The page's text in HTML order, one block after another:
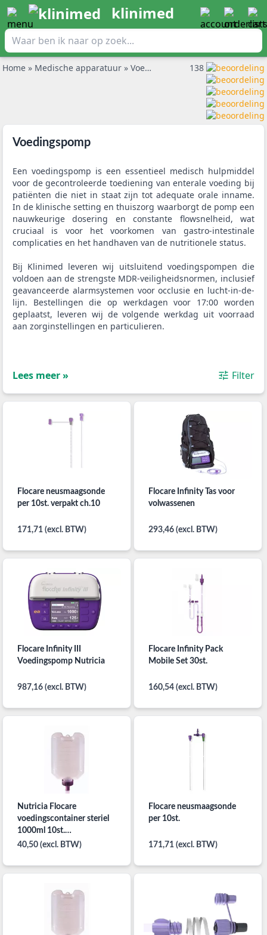
klinimed
Home » Medische apparatuur » Voedingspomp 138
Voedingspomp
Een voedingspomp is een essentieel medisch hulpmiddel
voor de gecontroleerde toediening van enterale voeding bij
patiënten die niet in staat zijn tot adequate orale inname.
In de klinische setting en thuiszorg waarborgt de pomp een
nauwkeurige dosering en constante flowsnelheid, wat
cruciaal is voor het voorkomen van gastro-intestinale
complicaties en het handhaven van de nutritionele status.
Bij Klinimed leveren wij uitsluitend voedingspompen die
voldoen aan de strengste MDR-veiligheidsnormen, inclusief
geavanceerde alarmsystemen voor occlusie en lucht-in-de-
lijn. Bestellingen die op werkdagen voor 17:00 worden
geplaatst, leveren wij de volgende werkdag uit voorraad
aan zorginstellingen en particulieren.
Lees meer » Filter
Flocare neusmaagsonde
per 10st. verpakt ch.10
171,71 (excl. BTW)
Flocare Infinity Tas voor
volwassenen
293,46 (excl. BTW)
Flocare Infinity III
Voedingspomp Nutricia
987,16 (excl. BTW)
Flocare Infinity Pack
Mobile Set 30st.
160,54 (excl. BTW)
Nutricia Flocare
voedingscontainer steriel
1000ml 10st.
mengcontainer
40,50 (excl. BTW)
Flocare neusmaagsonde
per 10st.
171,71 (excl. BTW)